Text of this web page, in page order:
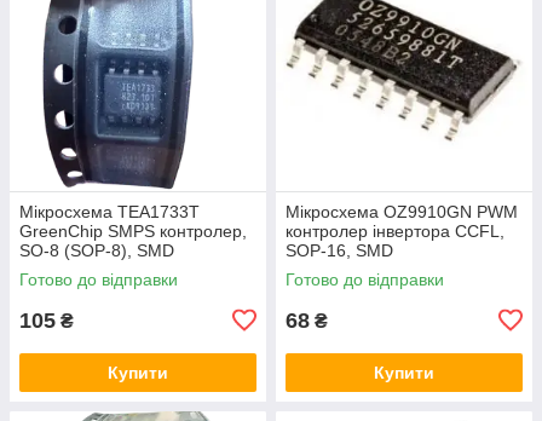
Мікросхема TEA1733T
GreenChip SMPS контролер,
SO-8 (SOP-8), SMD
Готово до відправки
105 ₴
Купити
Мікросхема OZ9910GN PWM
контролер інвертора CCFL,
SOP-16, SMD
Готово до відправки
68 ₴
Купити